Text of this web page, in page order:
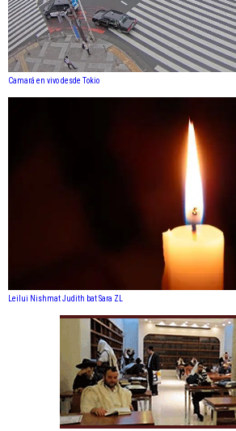
Camará en vivo desde Tokio
Leilui Nishmat Judith bat Sara ZL